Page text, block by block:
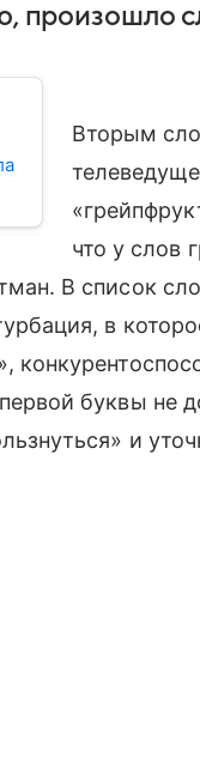
произошло
Вторым
что у слов
В список
в
буквы не
и